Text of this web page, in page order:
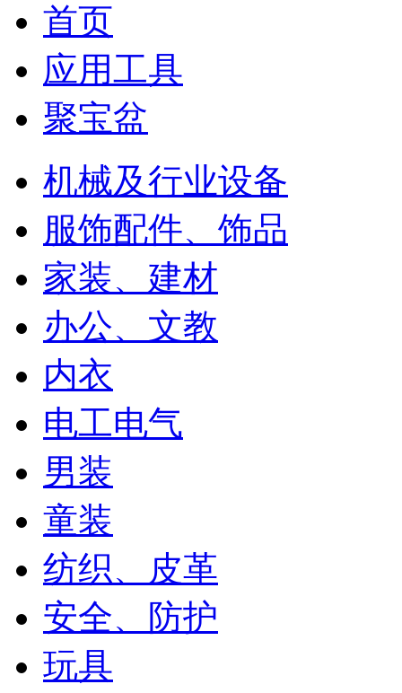
首页
应用工具
聚宝盆
机械及行业设备
服饰配件、饰品
家装、建材
办公、文教
内衣
电工电气
男装
童装
纺织、皮革
安全、防护
玩具